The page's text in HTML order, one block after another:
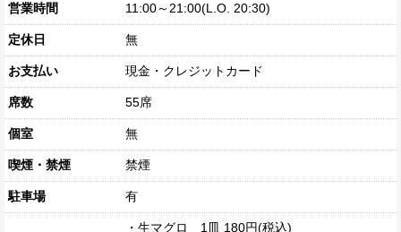
営業時間 11:00～21:00(L.O. 20:30)
定休日 無
お支払い 現金・クレジットカード
席数 55席
個室 無
喫煙・禁煙 禁煙
駐車場 有
・生マグロ 1皿 180円(税込)